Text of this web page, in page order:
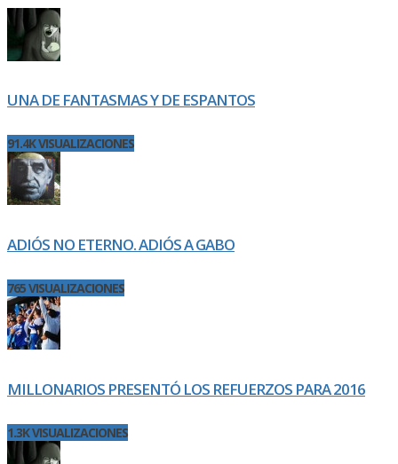
UNA DE FANTASMAS Y DE ESPANTOS
91.4K VISUALIZACIONES
ADIÓS NO ETERNO. ADIÓS A GABO
765 VISUALIZACIONES
MILLONARIOS PRESENTÓ LOS REFUERZOS PARA 2016
1.3K VISUALIZACIONES